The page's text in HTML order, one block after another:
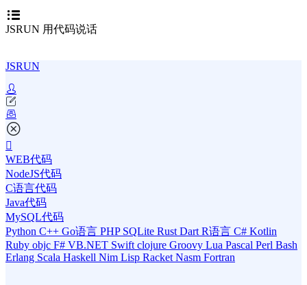
JSRUN 用代码说话
JSRUN
WEB代码
NodeJS代码
C语言代码
Java代码
MySQL代码
Python C++ Go语言 PHP SQLite Rust Dart R语言 C# Kotlin
Ruby objc F# VB.NET Swift clojure Groovy Lua Pascal Perl Bash
Erlang Scala Haskell Nim Lisp Racket Nasm Fortran